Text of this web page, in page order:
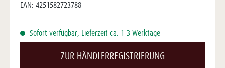
EAN: 4251582723788
Sofort verfügbar, Lieferzeit ca. 1-3 Werktage
ZUR HÄNDLERREGISTRIERUNG